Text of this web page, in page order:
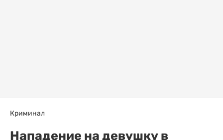
Криминал
Нападение на девушку в